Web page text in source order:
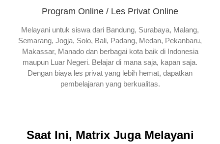
Program Online / Les Privat Online
Melayani untuk siswa dari Bandung, Surabaya, Malang,
Semarang, Jogja, Solo, Bali, Padang, Medan, Pekanbaru,
Makassar, Manado dan berbagai kota baik di Indonesia
maupun Luar Negeri. Belajar di mana saja, kapan saja.
Dengan biaya les privat yang lebih hemat, dapatkan
pembelajaran yang berkualitas.
Saat Ini, Matrix Juga Melayani